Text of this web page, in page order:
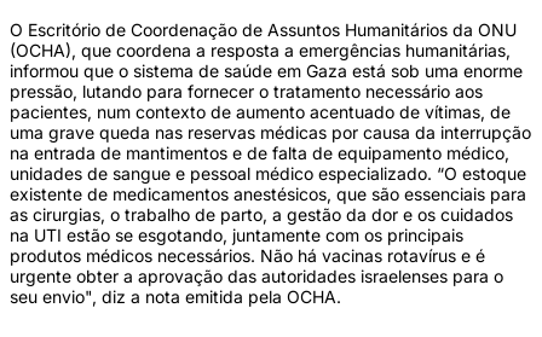
O Escritório de Coordenação de Assuntos Humanitários da ONU
(OCHA), que coordena a resposta a emergências humanitárias,
informou que o sistema de saúde em Gaza está sob uma enorme
pressão, lutando para fornecer o tratamento necessário aos
pacientes, num contexto de aumento acentuado de vítimas, de
uma grave queda nas reservas médicas por causa da interrupção
na entrada de mantimentos e de falta de equipamento médico,
unidades de sangue e pessoal médico especializado. “O estoque
existente de medicamentos anestésicos, que são essenciais para
as cirurgias, o trabalho de parto, a gestão da dor e os cuidados
na UTI estão se esgotando, juntamente com os principais
produtos médicos necessários. Não há vacinas rotavírus e é
urgente obter a aprovação das autoridades israelenses para o
seu envio", diz a nota emitida pela OCHA.